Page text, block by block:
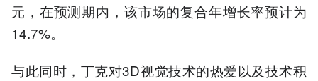
元，在预测期内，该市场的复合年增长率预计为
14.7%。
与此同时，丁克对3D视觉技术的热爱以及技术积